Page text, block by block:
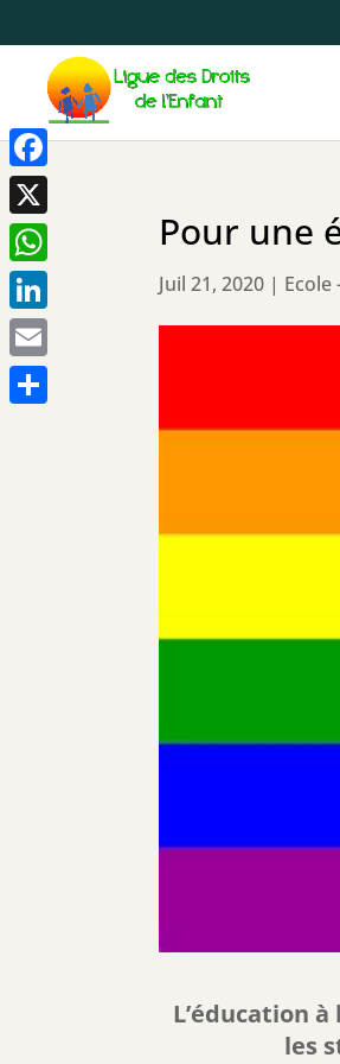
Pour une
Juil 21, 2020 | Ecole
L’éducation
les
Facebook
X
WhatsApp
LinkedIn
Email